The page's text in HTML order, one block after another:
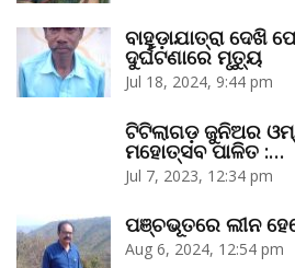
ବାହୁଡ଼ାଯାତ୍ରା ଦେଖି
ଦୁର୍ଘଟଣାରେ ମୃତ୍ୟୁ
Jul 18, 2024, 9:44 pm
ଟିଟିଲାଗଡ଼ ଜୁନିଅର
ମହୋତ୍ସବ ପାଳିତ :…
Jul 7, 2023, 12:34 pm
ପଞ୍ଚଭୂତରେ ଲୀନ
Aug 6, 2024, 12:54 pm